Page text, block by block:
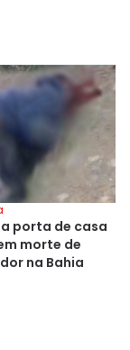
porta de casa
morte de
na Bahia